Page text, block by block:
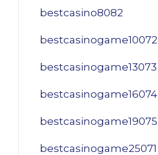
bestcasino8082
bestcasinogame10072
bestcasinogame13073
bestcasinogame16074
bestcasinogame19075
bestcasinogame25071